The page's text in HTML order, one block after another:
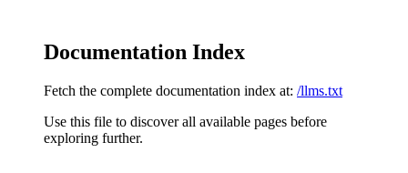
Documentation Index
Fetch the complete documentation index at: /llms.txt
Use this file to discover all available pages before
exploring further.